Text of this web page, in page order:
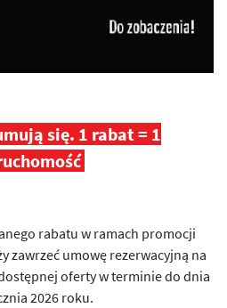
się. 1 rabat = 1
rabatu w ramach promocji
zawrzeć umowę rezerwacyjną na
oferty w terminie do dnia
2026 roku.